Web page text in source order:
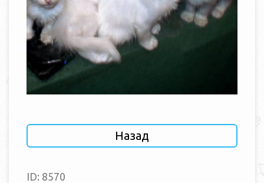
Назад
ID: 8570